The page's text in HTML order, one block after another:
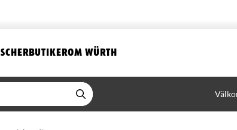
BUTIKEROM WÜRTH